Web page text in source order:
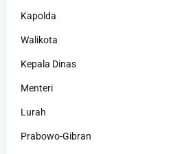
Kapolda
Walikota
Kepala Dinas
Menteri
Lurah
Prabowo-Gibran